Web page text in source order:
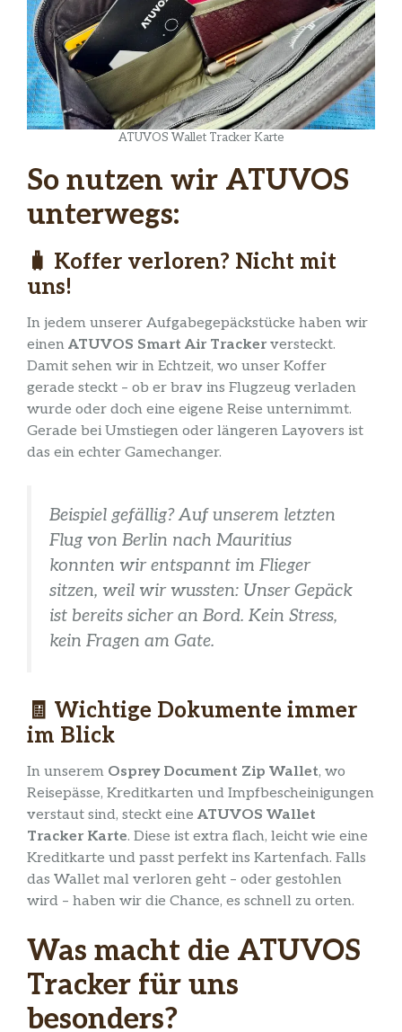
ATUVOS Wallet Tracker Karte
So nutzen wir ATUVOS
unterwegs:
🧳 Koffer verloren? Nicht mit
uns!
In jedem unserer Aufgabegepäckstücke haben wir
einen ATUVOS Smart Air Trackerversteckt.
Damit sehen wir in Echtzeit, wo unser Koffer
gerade steckt – ob er brav ins Flugzeug verladen
wurde oder doch eine eigene Reise unternimmt.
Gerade bei Umstiegen oder längeren Layovers ist
das ein echter Gamechanger.
Beispiel gefällig? Auf unserem letzten
Flug von Berlin nach Mauritius
konnten wir entspannt im Flieger
sitzen, weil wir wussten: Unser Gepäck
ist bereits sicher an Bord. Kein Stress,
kein Fragen am Gate.
🧾 Wichtige Dokumente immer
im Blick
In unserem Osprey Document Zip Wallet, wo
Reisepässe, Kreditkarten und Impfbescheinigungen
verstaut sind, steckt eine ATUVOS Wallet
Tracker Karte. Diese ist extra flach, leicht wie eine
Kreditkarte und passt perfekt ins Kartenfach. Falls
das Wallet mal verloren geht – oder gestohlen
wird – haben wir die Chance, es schnell zu orten.
Was macht die ATUVOS
Tracker für uns
besonders?